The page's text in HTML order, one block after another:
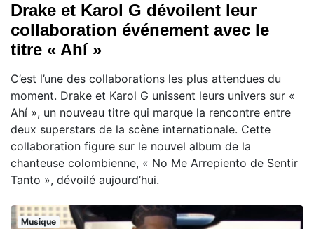
Drake et Karol G dévoilent leur
collaboration événement avec le
titre « Ahí »
C’est l’une des collaborations les plus attendues du
moment. Drake et Karol G unissent leurs univers sur «
Ahí », un nouveau titre qui marque la rencontre entre
deux superstars de la scène internationale. Cette
collaboration figure sur le nouvel album de la
chanteuse colombienne, « No Me Arrepiento de Sentir
Tanto », dévoilé aujourd’hui.
Musique